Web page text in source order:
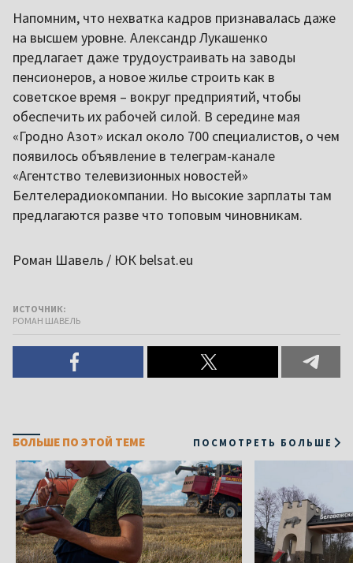
Напомним, что нехватка кадров признавалась даже
на высшем уровне. Александр Лукашенко
предлагает даже трудоустраивать на заводы
пенсионеров, а новое жилье строить как в
советское время – вокруг предприятий, чтобы
обеспечить их рабочей силой. В середине мая
«Гродно Азот» искал около 700 специалистов, о чем
появилось объявление в телеграм-канале
«Агентство телевизионных новостей»
Белтелерадиокомпании. Но высокие зарплаты там
предлагаются разве что топовым чиновникам.
Роман Шавель / ЮК belsat.eu
ИСТОЧНИК:
РОМАН ШАВЕЛЬ
БОЛЬШЕ ПО ЭТОЙ ТЕМЕ ПОСМОТРЕТЬ БОЛЬШЕ